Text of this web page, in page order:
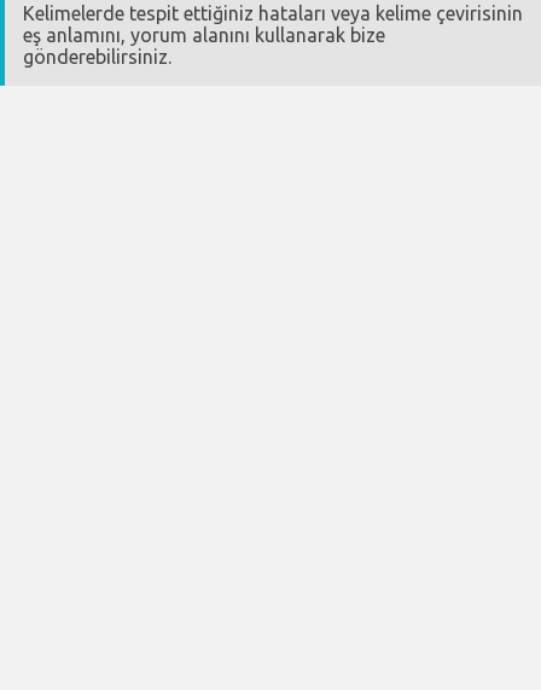
Kelimelerde tespit ettiğiniz hataları veya kelime çevirisinin
eş anlamını, yorum alanını kullanarak bize
gönderebilirsiniz.